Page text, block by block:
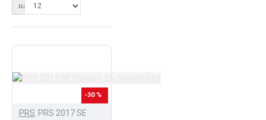
แสดง:
-30 %
PRS PRS 2017 SE